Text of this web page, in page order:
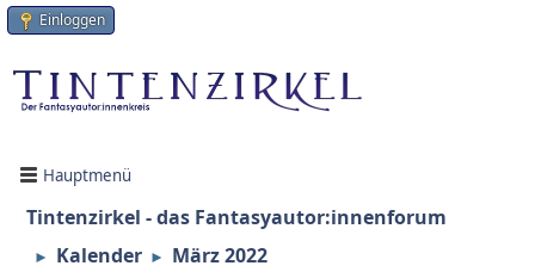
Einloggen
Hauptmenü
Tintenzirkel - das Fantasyautor:innenforum
► Kalender ► März 2022